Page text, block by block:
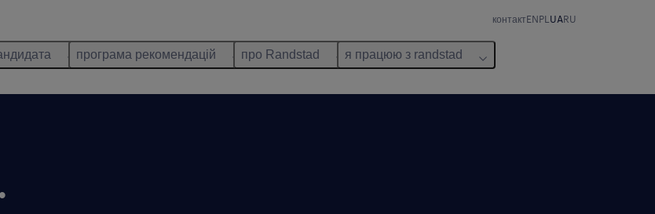
контактENPL UARU
програма рекомендацій про Randstad я працюю з randstad